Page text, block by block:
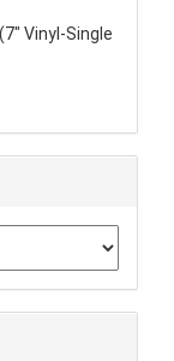
Vinyl-Single